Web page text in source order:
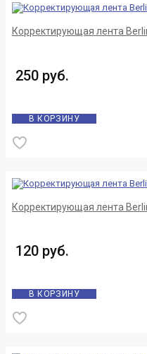
Корректирующая лента
250 руб.
В КОРЗИНУ
Корректирующая лента
120 руб.
В КОРЗИНУ